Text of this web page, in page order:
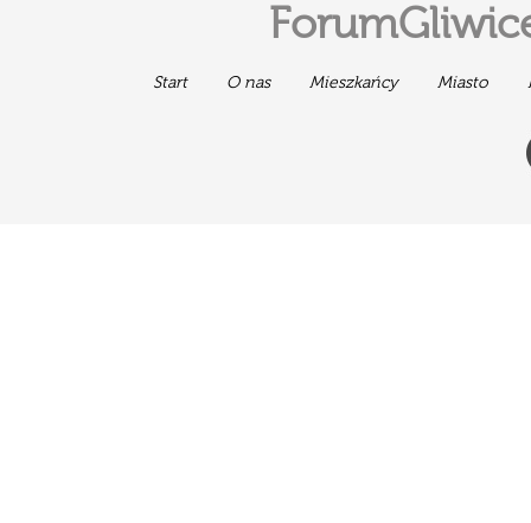
Start O nas Mieszkańcy Miasto